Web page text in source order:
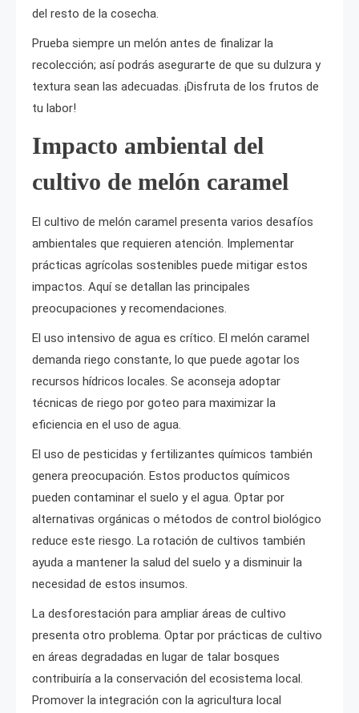
del resto de la cosecha.
Prueba siempre un melón antes de finalizar la
recolección; así podrás asegurarte de que su dulzura y
textura sean las adecuadas. ¡Disfruta de los frutos de
tu labor!
Impacto ambiental del
cultivo de melón caramel
El cultivo de melón caramel presenta varios desafíos
ambientales que requieren atención. Implementar
prácticas agrícolas sostenibles puede mitigar estos
impactos. Aquí se detallan las principales
preocupaciones y recomendaciones.
El uso intensivo de agua es crítico. El melón caramel
demanda riego constante, lo que puede agotar los
recursos hídricos locales. Se aconseja adoptar
técnicas de riego por goteo para maximizar la
eficiencia en el uso de agua.
El uso de pesticidas y fertilizantes químicos también
genera preocupación. Estos productos químicos
pueden contaminar el suelo y el agua. Optar por
alternativas orgánicas o métodos de control biológico
reduce este riesgo. La rotación de cultivos también
ayuda a mantener la salud del suelo y a disminuir la
necesidad de estos insumos.
La desforestación para ampliar áreas de cultivo
presenta otro problema. Optar por prácticas de cultivo
en áreas degradadas en lugar de talar bosques
contribuiría a la conservación del ecosistema local.
Promover la integración con la agricultura local